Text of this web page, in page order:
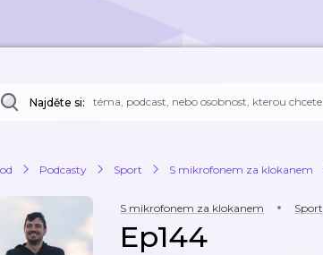
Najděte si:
Podcasty Sport S mikrofonem za klokanem
S mikrofonem za klokanem Sport
Ep144